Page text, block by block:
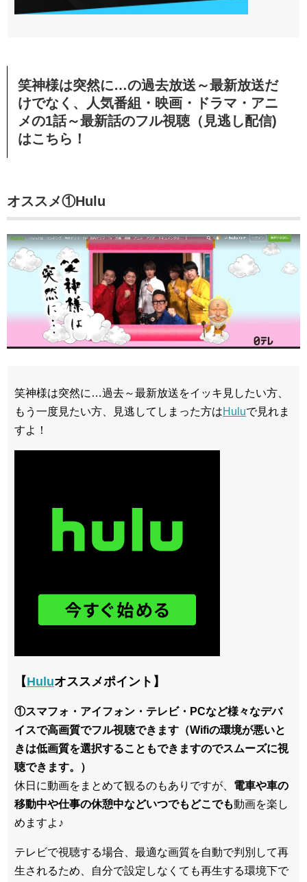
笑神様は突然に…の過去放送～最新放送だ
けでなく、人気番組・映画・ドラマ・アニ
メの1話～最新話のフル視聴（見逃し配信)
はこちら！
オススメ①Hulu
笑神様は突然に…過去～最新放送をイッキ見したい方、
もう一度見たい方、見逃してしまった方はHuluで見れま
すよ！
【Huluオススメポイント】
①スマフォ・アイフォン・テレビ・PCなど様々なデバ
イスで高画質でフル視聴できます（Wifiの環境が悪いと
きは低画質を選択することもできますのでスムーズに視
聴できます。）
休日に動画をまとめて観るのもありですが、 電車や車の
移動中や仕事の休憩中などいつでもどこでも動画を楽し
めますよ♪
テレビで視聴する場合、最適な画質を自動で判別して再
生されるため、
自分で設定しなくても再生する環境下で